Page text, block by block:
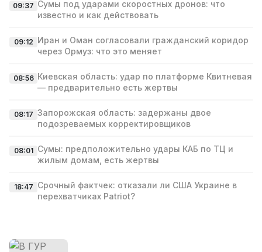
09:37 Сумы под ударами скоростных дронов: что
известно и как действовать
09:12 Иран и Оман согласовали гражданский коридор
через Ормуз: что это меняет
08:56 Киевская область: удар по платформе Квитневая
— предварительно есть жертвы
08:17 Запорожская область: задержаны двое
подозреваемых корректировщиков
08:01 Сумы: предположительно удары КАБ по ТЦ и
жилым домам, есть жертвы
18:47 Срочный фактчек: отказали ли США Украине в
перехватчиках Patriot?